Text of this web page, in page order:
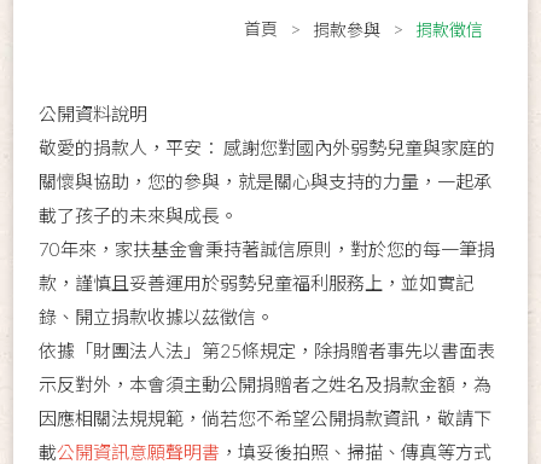
首頁 捐款參與 捐款徵信
公開資料說明
敬愛的捐款人，平安： 感謝您對國內外弱勢兒童與家庭的
關懷與協助，您的參與，就是關心與支持的力量，一起承
載了孩子的未來與成長。
70年來，家扶基金會秉持著誠信原則，對於您的每一筆捐
款，謹慎且妥善運用於弱勢兒童福利服務上，並如實記
錄、開立捐款收據以茲徵信。
依據「財團法人法」第25條規定，除捐贈者事先以書面表
示反對外，本會須主動公開捐贈者之姓名及捐款金額，為
因應相關法規規範，倘若您不希望公開捐款資訊，敬請下
載公開資訊意願聲明書 ，填妥後拍照、掃描、傳真等方式